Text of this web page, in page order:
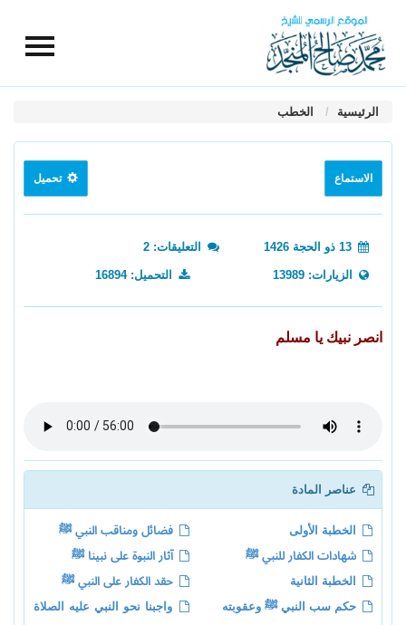
الرئيسية الخطب
الاستماع تحميل
التعليقات: 2
الزيارات: 13989 التحميل: 16894
انصر نبيك يا مسلم
عناصر المادة
الخطبة الأولى
فضائل ومناقب النبي ﷺ
شهادات الكفار للنبي ﷺ
آثار النبوة على نبينا ﷺ
الخطبة الثانية
حقد الكفار على النبي ﷺ
حكم سب النبي ﷺ وعقوبته
واجبنا نحو النبي عليه الصلاة